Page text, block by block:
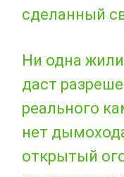
сделанный
Ни одна
даст
реального
нет
открытый